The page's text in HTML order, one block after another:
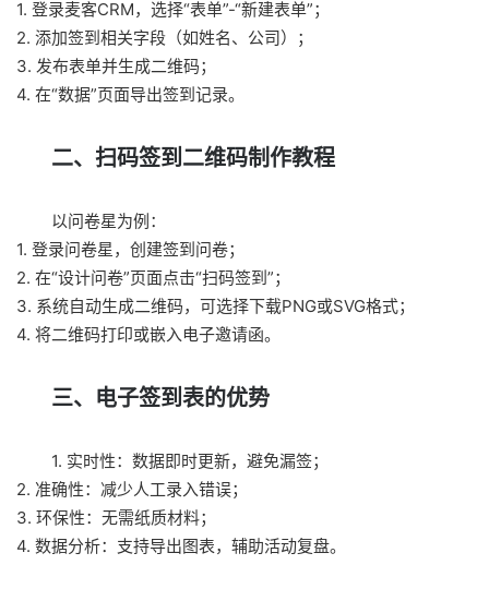
1. 登录麦客CRM，选择“表单”-“新建表单”；
2. 添加签到相关字段（如姓名、公司）；
3. 发布表单并生成二维码；
4. 在“数据”页面导出签到记录。
二、扫码签到二维码制作教程
以问卷星为例：
1. 登录问卷星，创建签到问卷；
2. 在“设计问卷”页面点击“扫码签到”；
3. 系统自动生成二维码，可选择下载PNG或SVG格式；
4. 将二维码打印或嵌入电子邀请函。
三、电子签到表的优势
1. 实时性：数据即时更新，避免漏签；
2. 准确性：减少人工录入错误；
3. 环保性：无需纸质材料；
4. 数据分析：支持导出图表，辅助活动复盘。